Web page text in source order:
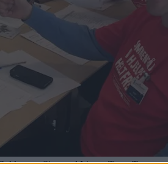
og Sigmund Lier er Team Tysvær.